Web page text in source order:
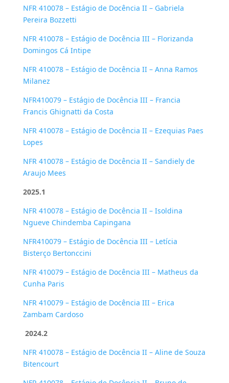
NFR 410078 – Estágio de Docência II– Gabriela
Pereira Bozzetti
NFR 410078 – Estágio de Docência III– Florizanda
Domingos Cá Intipe
NFR 410078 – Estágio de Docência II– Anna Ramos
Milanez
NFR410079 – Estágio de Docência III– Francia
Francis Ghignatti da Costa
NFR 410078 – Estágio de Docência II– Ezequias Paes
Lopes
NFR 410078 – Estágio de Docência II– Sandiely de
Araujo Mees
2025.1
NFR 410078 – Estágio de Docência II– Isoldina
Ngueve Chindemba Capingana
NFR410079 – Estágio de Docência III – Letícia
Bisterço Bertonccini
NFR 410079 – Estágio de Docência III – Matheus da
Cunha Paris
NFR 410079 – Estágio de Docência III – Erica
Zambam Cardoso
2024.2
NFR 410078 – Estágio de Docência II – Aline de Souza
Bitencourt